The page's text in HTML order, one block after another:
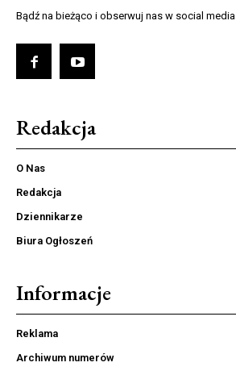
Bądź na bieżąco i obserwuj nas w social media
Redakcja
O Nas
Redakcja
Dziennikarze
Biura Ogłoszeń
Informacje
Reklama
Archiwum numerów